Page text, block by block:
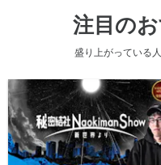
注目の
盛り上がっている